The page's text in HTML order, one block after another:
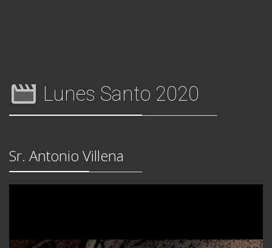
Lunes Santo 2020
Sr. Antonio Villena